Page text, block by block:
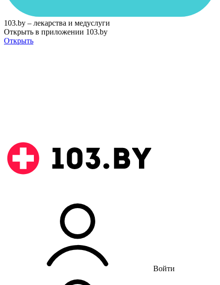
103.by – лекарства и медуслуги
Открыть в приложении 103.by
Открыть
Войти